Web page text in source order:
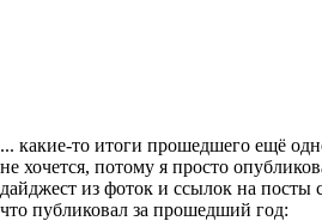
... какие-то итоги прошедшего ещё
не хочется, потому я просто
дайджест из фоток и ссылок на посты
что публиковал за прошедший год: